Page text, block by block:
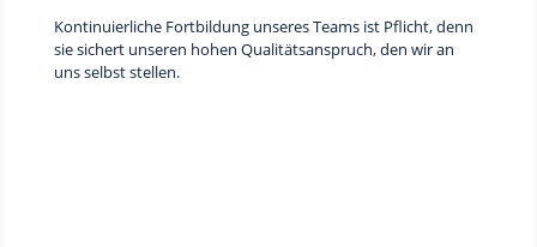
Kontinuierliche Fortbildung unseres Teams ist Pflicht, denn
sie sichert unseren hohen Qualitätsanspruch, den wir an
uns selbst stellen.